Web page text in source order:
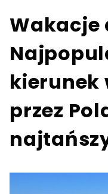
Wakacje
kierunek
przez